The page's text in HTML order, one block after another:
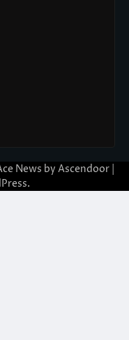
News by Ascendoor
.